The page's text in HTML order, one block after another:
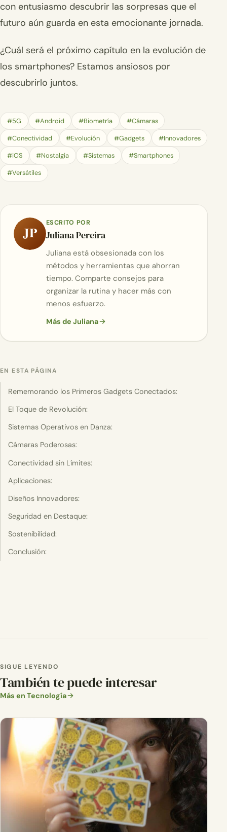
con entusiasmo descubrir las sorpresas que el
futuro aún guarda en esta emocionante jornada.
¿Cuál será el próximo capítulo en la evolución de
los smartphones? Estamos ansiosos por
descubrirlo juntos.
#5G #Android #Biometría #Cámaras
#Conectividad #Evolución #Gadgets #Innovadores
#iOS #Nostalgia #Sistemas #Smartphones
#Versátiles
JP
ESCRITO POR
Juliana Pereira
Juliana está obsesionada con los
métodos y herramientas que ahorran
tiempo. Comparte consejos para
organizar la rutina y hacer más con
menos esfuerzo.
Más de Juliana
EN ESTA PÁGINA
Rememorando los Primeros Gadgets Conectados:
El Toque de Revolución:
Sistemas Operativos en Danza:
Cámaras Poderosas:
Conectividad sin Límites:
Aplicaciones:
Diseños Innovadores:
Seguridad en Destaque:
Sostenibilidad:
Conclusión:
SIGUE LEYENDO
También te puede interesar
Más en Tecnología